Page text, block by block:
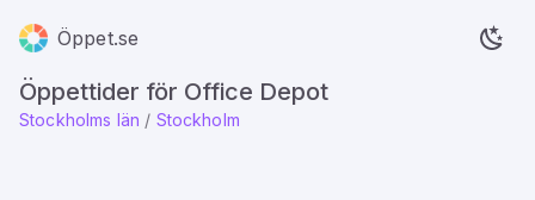
Öppet.se
Öppettider för Office Depot
Stockholms län / Stockholm